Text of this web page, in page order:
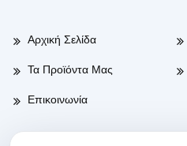
Αρχική Σελίδα
Τα Προϊόντα Μας
Επικοινωνία